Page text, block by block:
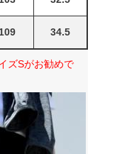
109 34.5
ズSがお勧めで